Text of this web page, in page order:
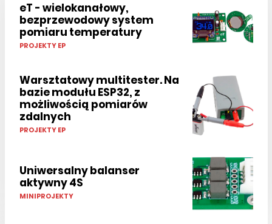
eT - wielokanałowy,
bezprzewodowy system
pomiaru temperatury
PROJEKTY EP
Warsztatowy multitester. Na
bazie modułu ESP32, z
możliwością pomiarów
zdalnych
PROJEKTY EP
Uniwersalny balanser
aktywny 4S
MINIPROJEKTY